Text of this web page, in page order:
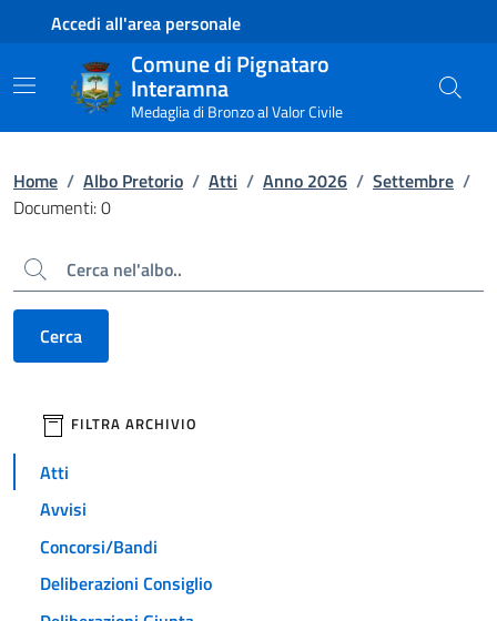
Contenuto principale
Piede di paginaAccedi all'area personale
Comune di Pignataro
Interamna
Medaglia di Bronzo al Valor Civile
Home / Albo Pretorio / Atti / Anno 2026 / Settembre /
Documenti: 0
Cerca
Cerca
filtri da applicare
FILTRA ARCHIVIO
Atti
Avvisi
Concorsi/Bandi
Deliberazioni Consiglio